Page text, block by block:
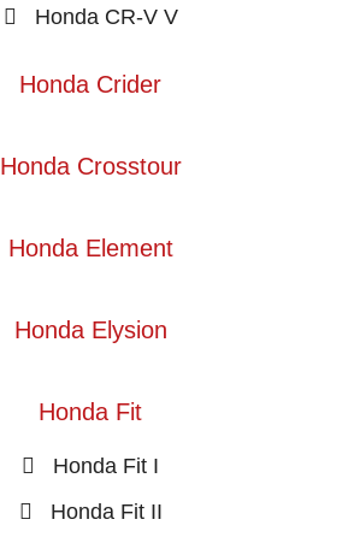
Honda CR-V V
Honda Crider
Honda Crosstour
Honda Element
Honda Elysion
Honda Fit
Honda Fit I
Honda Fit II